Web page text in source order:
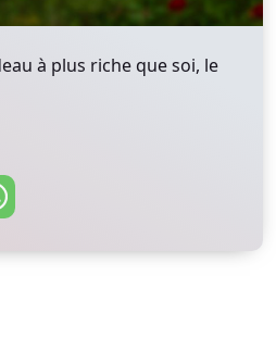
à plus riche que soi, le